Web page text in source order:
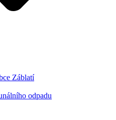
Záblatí
odpadu